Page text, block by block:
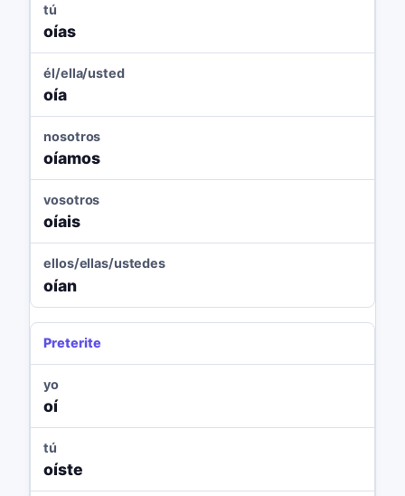
tú
oías
él/ella/usted
oía
nosotros
oíamos
vosotros
oíais
ellos/ellas/ustedes
oían
Preterite
yo
oí
tú
oíste